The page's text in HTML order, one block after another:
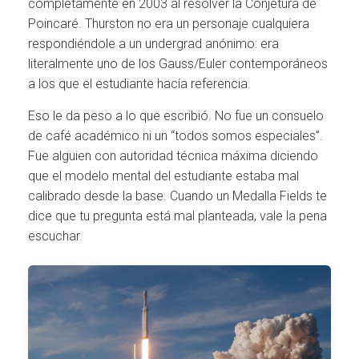
completamente en 2003 al resolver la Conjetura de
Poincaré. Thurston no era un personaje cualquiera
respondiéndole a un undergrad anónimo: era
literalmente uno de los Gauss/Euler contemporáneos
a los que el estudiante hacía referencia.
Eso le da peso a lo que escribió. No fue un consuelo
de café académico ni un “todos somos especiales”.
Fue alguien con autoridad técnica máxima diciendo
que el modelo mental del estudiante estaba mal
calibrado desde la base. Cuando un Medalla Fields te
dice que tu pregunta está mal planteada, vale la pena
escuchar.